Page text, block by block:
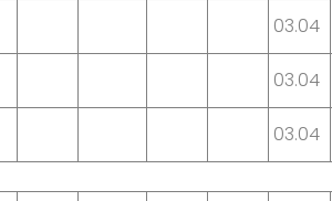
03.04
03.04
03.04